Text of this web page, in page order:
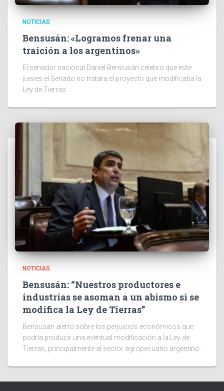
NOTICIAS
Bensusán: «Logramos frenar una
traición a los argentinos»
El senador nacional Daniel Bensusán celebró que este
jueves el Senado no tratara el proyecto que modificaba la
Ley de Tierras
NOTICIAS
Bensusán: “Nuestros productores e
industrias se asoman a un abismo si se
modifica la Ley de Tierras”
Bensusán alertó sobre los perjuicios económicos que
podría producir una eventual modificación a la Ley de
Tierras, principalmente al sector agropecuario argentino.